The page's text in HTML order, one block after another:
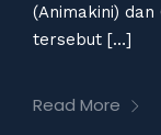
(Animakini) dan
tersebut […]
Read More